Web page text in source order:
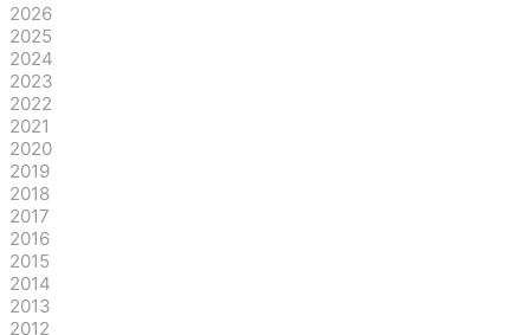
2026
2025
2024
2023
2022
2021
2020
2019
2018
2017
2016
2015
2014
2013
2012